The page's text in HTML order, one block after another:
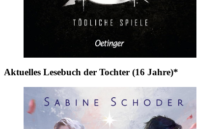
Aktuelles Lesebuch der Tochter (16 Jahre)*